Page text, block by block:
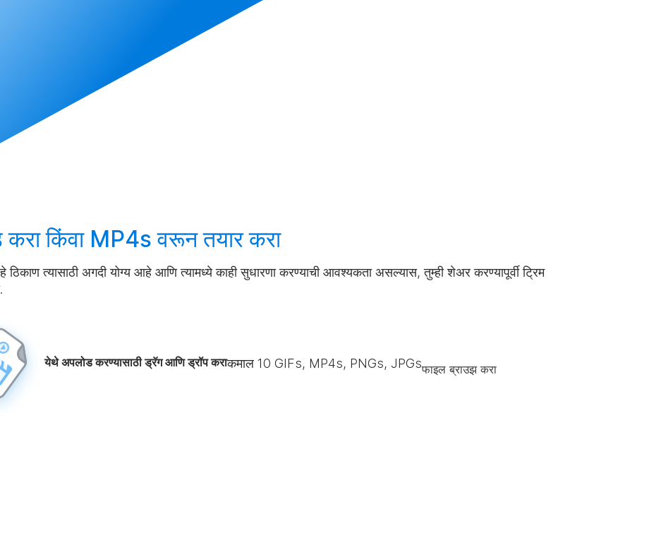
कराकिंवा MP4s वरूनतयार करा
ठिकाण त्यासाठी अगदी योग्य आहे आणि त्यामध्ये काही सुधारणा करण्याची आवश्यकता असल्यास, तुम्ही शेअर करण्यापूर्वी ट्रिम
येथे अपलोड करण्यासाठी ड्रॅग आणि ड्रॉप कराकमाल 10 GIFs, MP4s, PNGs, JPGsफाइल ब्राउझ करा